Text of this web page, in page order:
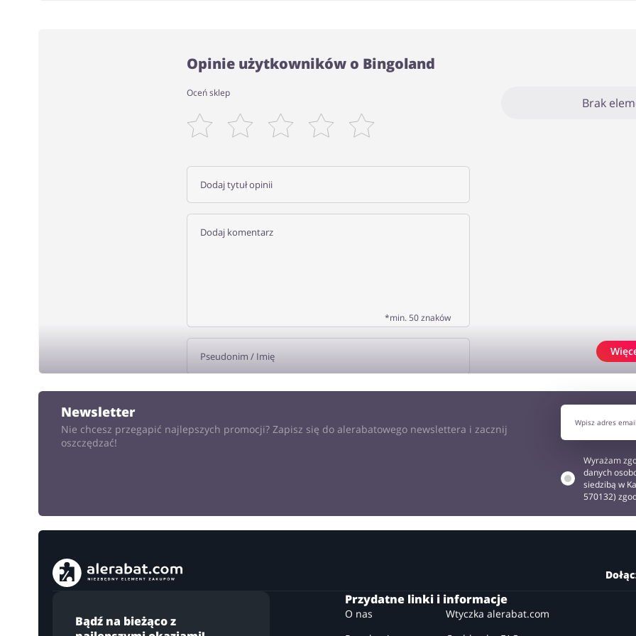
Opinie użytkowników o Bingoland
Oceń sklep
*min. 50 znaków
Brak
Newsletter
Nie chcesz przegapić najlepszych promocji? Zapisz się do alerabatowego newslettera i zacznij
oszczędzać!
Wyrażam
danych
siedzibą w
570132)
Bądź na bieżąco z
Przydatne linki i informacje
O nas
Wtyczka alerabat.com